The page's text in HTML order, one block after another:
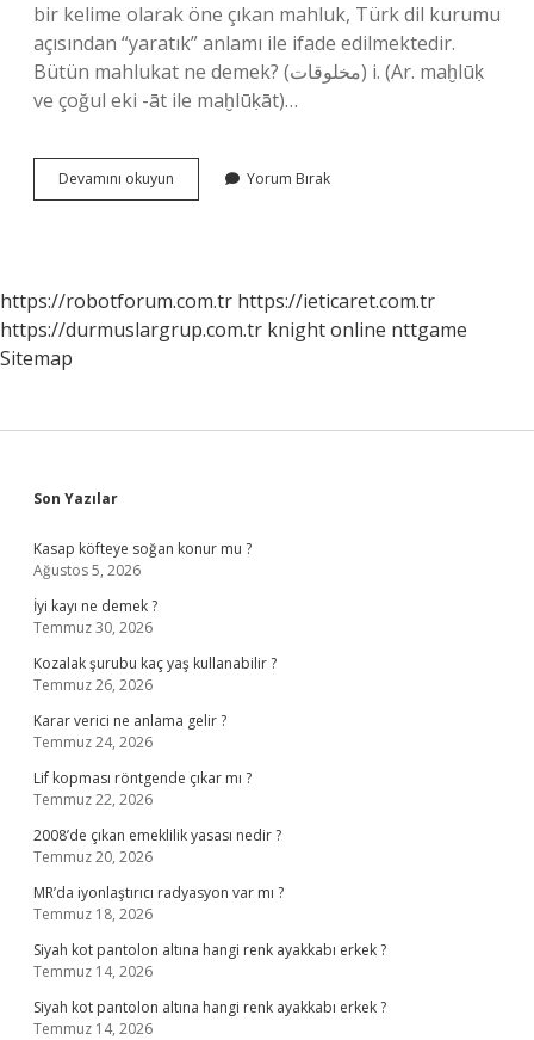
bir kelime olarak öne çıkan mahluk, Türk dil kurumu
açısından “yaratık” anlamı ile ifade edilmektedir.
Bütün mahlukat ne demek? (ﻣﺨﻠﻮﻗﺎﺕ) i. (Ar. maḫlūḳ
ve çoğul eki -āt ile maḫlūḳāt)…
Devamını okuyun Mahlukat
Ne
Yorum Bırak
https://robotforum.com.tr https://ieticaret.com.tr
https://durmuslargrup.com.tr knight online nttgame
Sitemap
Sidebar
Son Yazılar
Kasap köfteye soğan konur mu ?
Ağustos 5, 2026
İyi kayı ne demek ?
Temmuz 30, 2026
Kozalak şurubu kaç yaş kullanabilir ?
Temmuz 26, 2026
Karar verici ne anlama gelir ?
Temmuz 24, 2026
Lif kopması röntgende çıkar mı ?
Temmuz 22, 2026
2008’de çıkan emeklilik yasası nedir ?
Temmuz 20, 2026
MR’da iyonlaştırıcı radyasyon var mı ?
Temmuz 18, 2026
Siyah kot pantolon altına hangi renk ayakkabı erkek ?
Temmuz 14, 2026
Siyah kot pantolon altına hangi renk ayakkabı erkek ?
Temmuz 14, 2026